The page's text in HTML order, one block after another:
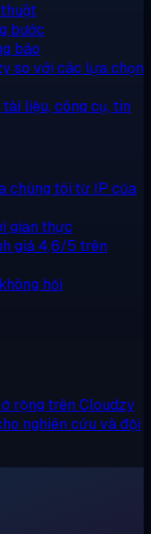
bước
báo
so với các lựa chọn
tài liệu, công cụ, tin
chúng tôi từ IP của
gian thực
giá 4,6/5 trên
hỏi
rộng trên Cloudzy
nghiên cứu và đội